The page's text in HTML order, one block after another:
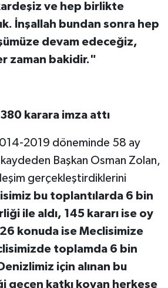
ve hep birlikte
İnşallah bundan sonra hep
devam edeceğiz,
zaman bakidir."
karara imza attı
2019 döneminde 58 ay
kaydeden Başkan Osman Zolan,
gerçekleştirdiklerini
bu toplantılarda 6 bin
ile aldı, 145 kararı ise oy
konuda ise Meclisimize
toplamda 6 bin
için alınan bu
geçen katkı koyan herkese